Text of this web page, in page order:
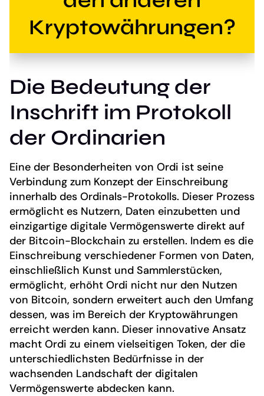
Kryptowährungen?
Die Bedeutung der
Inschrift im Protokoll
der Ordinarien
Eine der Besonderheiten von Ordi ist seine
Verbindung zum Konzept der Einschreibung
innerhalb des Ordinals-Protokolls. Dieser Prozess
ermöglicht es Nutzern, Daten einzubetten und
einzigartige digitale Vermögenswerte direkt auf
der Bitcoin-Blockchain zu erstellen. Indem es die
Einschreibung verschiedener Formen von Daten,
einschließlich Kunst und Sammlerstücken,
ermöglicht, erhöht Ordi nicht nur den Nutzen
von Bitcoin, sondern erweitert auch den Umfang
dessen, was im Bereich der Kryptowährungen
erreicht werden kann. Dieser innovative Ansatz
macht Ordi zu einem vielseitigen Token, der die
unterschiedlichsten Bedürfnisse in der
wachsenden Landschaft der digitalen
Vermögenswerte abdecken kann.